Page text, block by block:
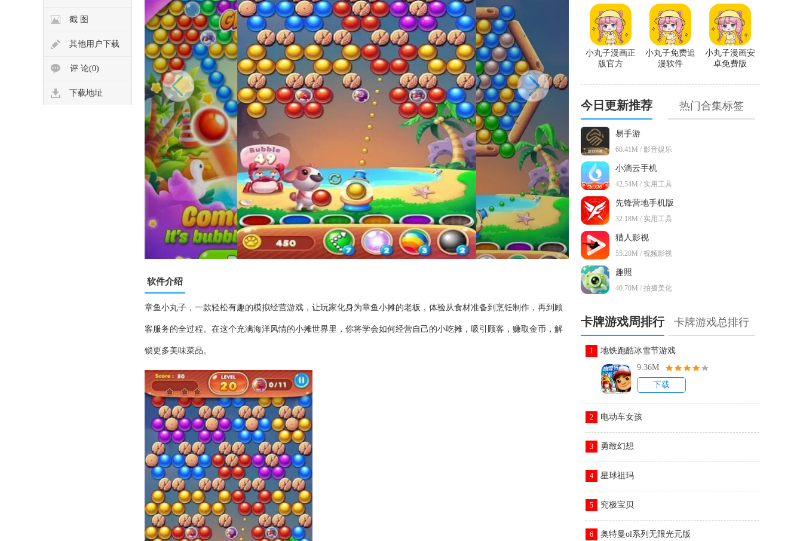
截 图
其他用户下载
评 论(0)
下载地址
软件介绍
章鱼小丸子，一款轻松有趣的模拟经营游戏，让玩家化身为章鱼小摊的老板，体验从食材准备到烹饪制作，再到顾
客服务的全过程。在这个充满海洋风情的小摊世界里，你将学会如何经营自己的小吃摊，吸引顾客，赚取金币，解
锁更多美味菜品。
小丸子漫画安
卓免费版
小丸子免费追
漫软件
小丸子漫画正
版官方
今日更新推荐 热门合集标签
易手游
60.41M / 影音娱乐
小滴云手机
42.54M / 实用工具
先锋营地手机版
32.18M / 实用工具
猎人影视
55.20M / 视频影视
趣照
40.70M / 拍摄美化
卡牌游戏周排行 卡牌游戏总排行
1
地铁跑酷冰雪节游戏
9.36M
下载
2 电动车女孩
3 勇敢幻想
4 星球祖玛
5 究极宝贝
6 奥特曼ol系列无限光元版